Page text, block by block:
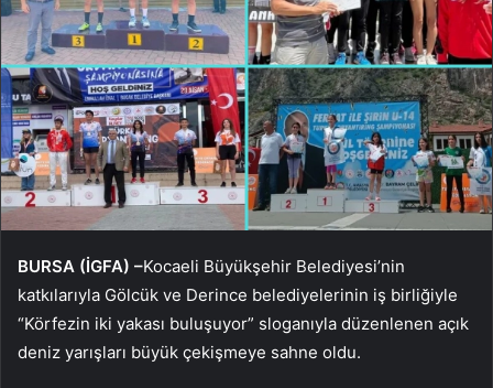
BURSA (İGFA) –Kocaeli Büyükşehir Belediyesi’nin
katkılarıyla Gölcük ve Derince belediyelerinin iş birliğiyle
“Körfezin iki yakası buluşuyor” sloganıyla düzenlenen açık
deniz yarışları büyük çekişmeye sahne oldu.